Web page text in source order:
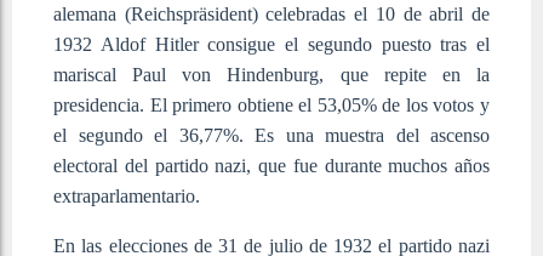
alemana (Reichspräsident) celebradas el 10 de abril de
1932 Aldof Hitler consigue el segundo puesto tras el
mariscal Paul von Hindenburg, que repite en la
presidencia. El primero obtiene el 53,05% de los votos y
el segundo el 36,77%. Es una muestra del ascenso
electoral del partido nazi, que fue durante muchos años
extraparlamentario.
En las elecciones de 31 de julio de 1932 el partido nazi